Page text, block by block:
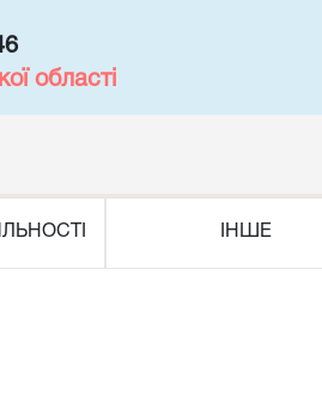
області
ІНШЕ